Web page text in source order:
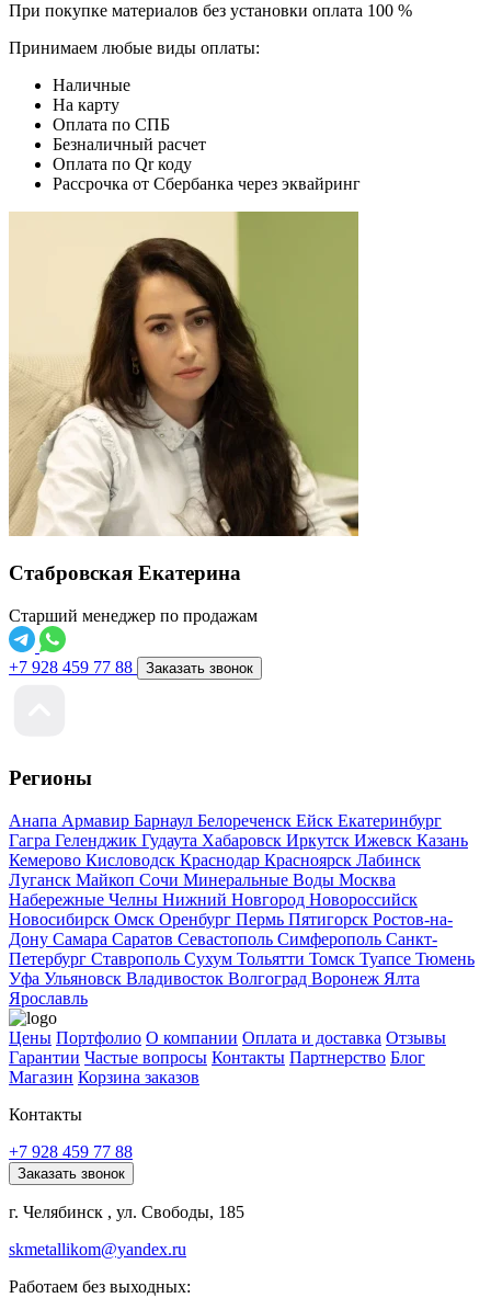
При покупке материалов без установки оплата 100 %
Принимаем любые виды оплаты:
Наличные
На карту
Оплата по СПБ
Безналичный расчет
Оплата по Qr коду
Рассрочка от Сбербанка через эквайринг
Стабровская Екатерина
Старший менеджер по продажам
+7 928 459 77 88 Заказать звонок
Регионы
Анапа Армавир Барнаул Белореченск Ейск Екатеринбург
Гагра Геленджик Гудаута Хабаровск Иркутск Ижевск Казань
Кемерово Кисловодск Краснодар Красноярск Лабинск
Луганск Майкоп Сочи Минеральные Воды Москва
Набережные Челны Нижний Новгород Новороссийск
Новосибирск Омск Оренбург Пермь Пятигорск Ростов-на-
Дону Самара Саратов Севастополь Симферополь Санкт-
Петербург Ставрополь Сухум Тольятти Томск Туапсе Тюмень
Уфа Ульяновск Владивосток Волгоград Воронеж Ялта
Ярославль
Цены Портфолио О компании Оплата и доставка Отзывы
Гарантии Частые вопросы Контакты Партнерство Блог
Магазин Корзина заказов
Контакты
+7 928 459 77 88
Заказать звонок
г. Челябинск , ул. Свободы, 185
skmetallikom@yandex.ru
Работаем без выходных: